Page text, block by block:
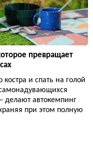
превращает
и спать на голой
делают автокемпинг
при этом полную